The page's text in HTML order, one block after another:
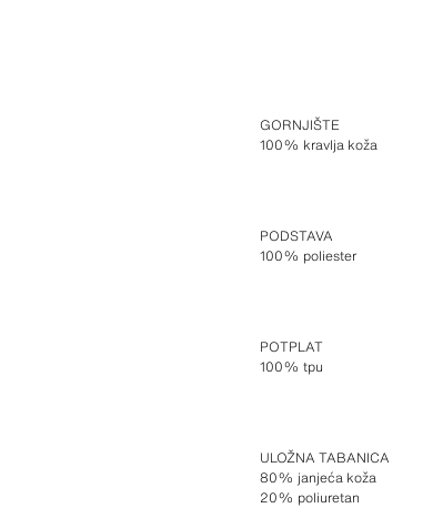
GORNJIŠTE
100% kravlja koža
PODSTAVA
100% poliester
POTPLAT
100% tpu
ULOŽNA TABANICA
80% janjeća koža
20% poliuretan